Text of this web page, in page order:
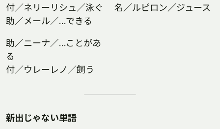
付／ネリーリシュ／泳ぐ
助／メール／…できる
助／ニーナ／…ことがあ
る
付／ウレーレノ／飼う
名／ルピロン／ジュース
新出じゃない単語